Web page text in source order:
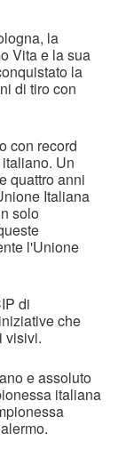
la
Vita e la sua
la
di tiro con
con record
Un
quattro anni
Italiana
solo
l'Unione
di
che
visivi.
e assoluto
italiana